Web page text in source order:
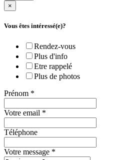
×
Vous êtes intéressé(e)?
Rendez-vous
Plus d'info
Etre rappelé
Plus de photos
Prénom *
Votre email *
Téléphone
Votre message *